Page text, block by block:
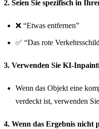
2. Seien Sie spezifisch in
❌ “Etwas entfernen”
✅ “Das rote
3. Verwenden Sie KI-
Wenn das Objekt eine
verdeckt ist, verwenden
4. Wenn das Ergebnis nicht